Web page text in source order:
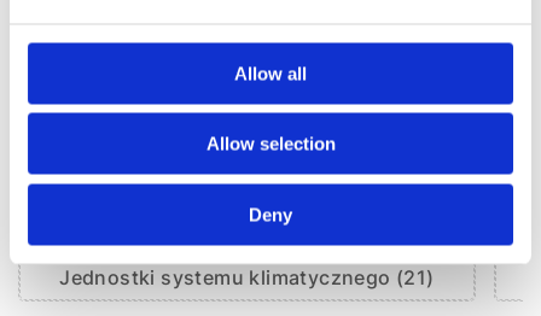
Allow all
Allow selection
Deny
Jednostki systemu klimatycznego (21)